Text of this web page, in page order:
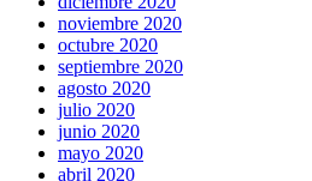
noviembre 2020
octubre 2020
septiembre 2020
agosto 2020
julio 2020
junio 2020
mayo 2020
abril 2020